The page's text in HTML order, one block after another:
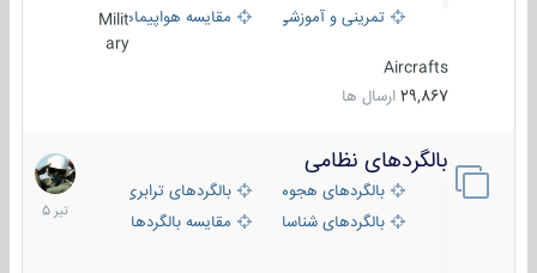
تمرینی و آموزشی
مقایسه هواپیماهاMilit
ary
Aircrafts
29,867 ارسال ها
بالگردهای نظامی
بالگردهای هجومی
بالگردهای ترابری
بالگردهای شناسایی
مقایسه بالگردها
22
تیر
1405